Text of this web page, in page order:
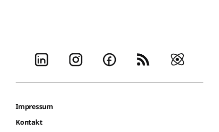
Impressum
Kontakt